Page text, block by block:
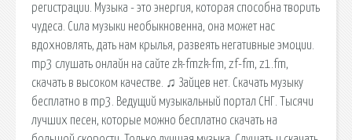
регистрации. Музыка - это энергия, которая способна творить
чудеса. Сила музыки необыкновенна, она может нас
вдохновлять, дать нам крылья, развеять негaтивные эмоции.
mp3 слушать онлайн на сайте zk-fmzk-fm, zf-fm, z1.fm,
скачать в высоком качестве. ♫ Зайцев нет. Скачать музыку
бесплатно в mp3. Ведущий музыкальный портал СНГ. Тысячи
лучших песен, которые можно бесплатно скачать на